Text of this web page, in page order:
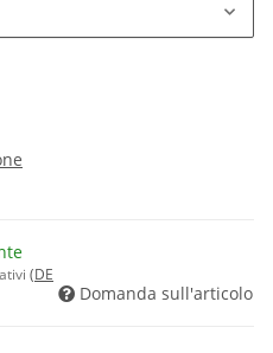
(DE
Domanda sull'articolo